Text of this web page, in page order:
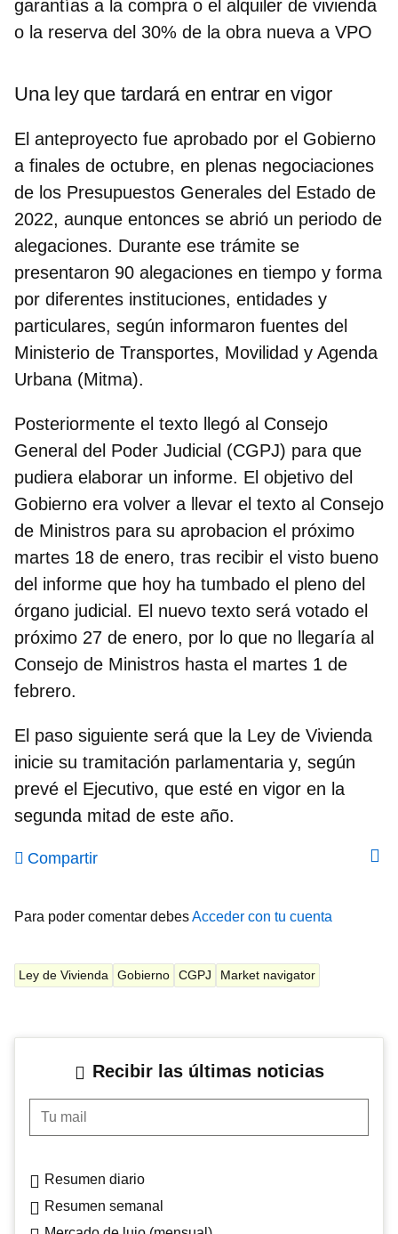
garantías a la compra o el alquiler de vivienda
o la reserva del 30% de la obra nueva a VPO
Una ley que tardará en entrar en vigor
El anteproyecto fue aprobado por el Gobierno
a finales de octubre, en plenas negociaciones
de los Presupuestos Generales del Estado de
2022, aunque entonces se abrió un periodo de
alegaciones. Durante ese trámite se
presentaron 90 alegaciones en tiempo y forma
por diferentes instituciones, entidades y
particulares, según informaron fuentes del
Ministerio de Transportes, Movilidad y Agenda
Urbana (Mitma).
Posteriormente el texto llegó al Consejo
General del Poder Judicial (CGPJ) para que
pudiera elaborar un informe. El objetivo del
Gobierno era volver a llevar el texto al Consejo
de Ministros para su aprobacion el próximo
martes 18 de enero, tras recibir el visto bueno
del informe que hoy ha tumbado el pleno del
órgano judicial. El nuevo texto será votado el
próximo 27 de enero, por lo que no llegaría al
Consejo de Ministros hasta el martes 1 de
febrero.
El paso siguiente será que la Ley de Vivienda
inicie su tramitación parlamentaria y, según
prevé el Ejecutivo, que esté en vigor en la
segunda mitad de este año.
Compartir
Para poder comentar debesAcceder con tu cuenta
Ley de Vivienda Gobierno CGPJ Market navigator
Recibir las últimas noticias
Tu mail
Resumen diario
Resumen semanal